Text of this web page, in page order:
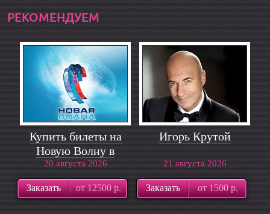
РЕКОМЕНДУЕМ
Купить билеты на
Новую Волну в
Сочи 2018
20 августа 2026
Заказать от 12500 р.
Игорь Крутой
21 августа 2026
Заказать от 1500 р.